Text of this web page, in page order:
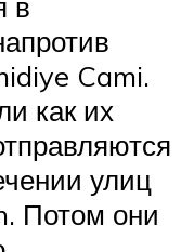
Cami.
как их
улиц
Потом они